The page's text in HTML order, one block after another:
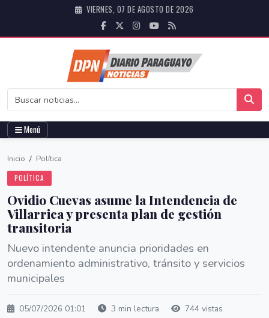
VIERNES, 07 DE AGOSTO DE 2026
Menú
Inicio / Política
POLÍTICA
Ovidio Cuevas asume la Intendencia de
Villarrica y presenta plan de gestión
transitoria
Nuevo intendente anuncia prioridades en
ordenamiento administrativo, tránsito y servicios
municipales
05/07/2026 01:01 3 min lectura 744 vistas